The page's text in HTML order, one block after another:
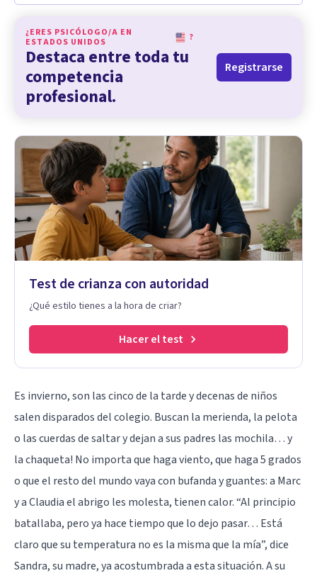
¿ERES PSICÓLOGO/A EN
ESTADOS UNIDOS
?
Destaca entre toda tu
competencia
profesional.
Registrarse
Test de crianza con autoridad
¿Qué estilo tienes a la hora de criar?
Hacer el test
Es invierno, son las cinco de la tarde y decenas de niños
salen disparados del colegio. Buscan la merienda, la pelota
o las cuerdas de saltar y dejan a sus padres las mochila… y
la chaqueta! No importa que haga viento, que haga 5 grados
o que el resto del mundo vaya con bufanda y guantes: a Marc
y a Claudia el abrigo les molesta, tienen calor. “Al principio
batallaba, pero ya hace tiempo que lo dejo pasar… Está
claro que su temperatura no es la misma que la mía”, dice
Sandra, su madre, ya acostumbrada a esta situación. A su